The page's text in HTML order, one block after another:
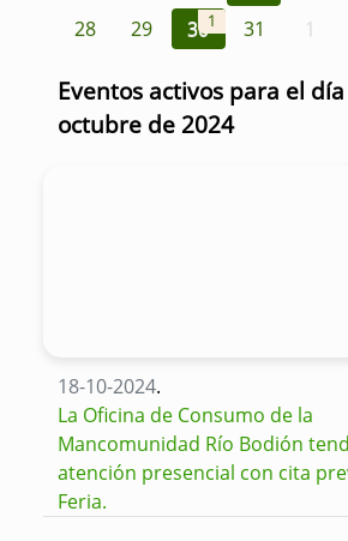
28
29 301 31 1
Eventos activos para el
octubre de 2024
18-10-2024.
La Oficina de Consumo de la
Mancomunidad Río Bodión
atención presencial con cita
Feria.